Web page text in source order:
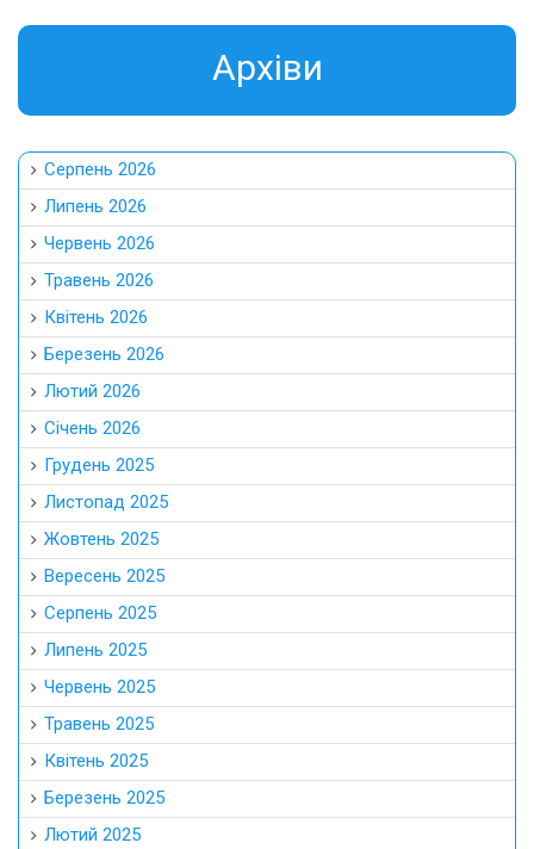
Aрхіви
Серпень 2026
Липень 2026
Червень 2026
Травень 2026
Квітень 2026
Березень 2026
Лютий 2026
Січень 2026
Грудень 2025
Листопад 2025
Жовтень 2025
Вересень 2025
Серпень 2025
Липень 2025
Червень 2025
Травень 2025
Квітень 2025
Березень 2025
Лютий 2025